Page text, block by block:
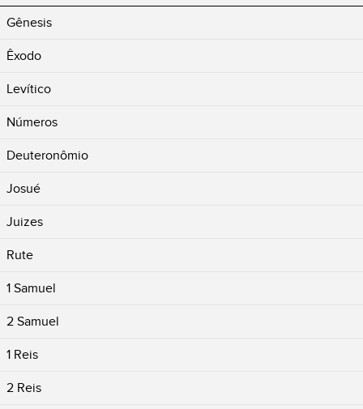
Gênesis
Êxodo
Levítico
Números
Deuteronômio
Josué
Juizes
Rute
1 Samuel
2 Samuel
1 Reis
2 Reis